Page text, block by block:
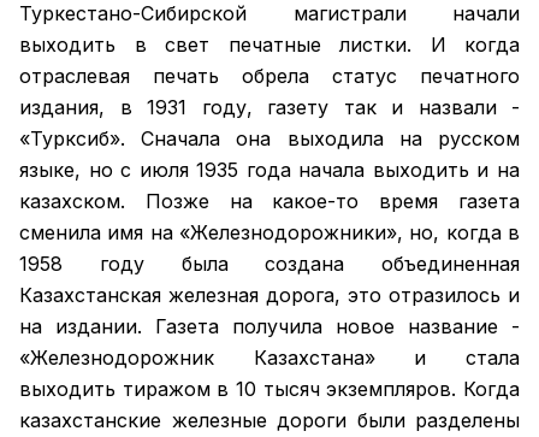
Туркестано-Сибирской магистрали начали
выходить в свет печатные листки. И когда
отраслевая печать обрела статус печатного
издания, в 1931 году, газету так и назвали -
«Турксиб». Сначала она выходила на русском
языке, но с июля 1935 года начала выходить и на
казахском. Позже на какое-то время газета
сменила имя на «Железнодорожники», но, когда в
1958 году была создана объединенная
Казахстанская железная дорога, это отразилось и
на издании. Газета получила новое название -
«Железнодорожник Казахстана» и стала
выходить тиражом в 10 тысяч экземпляров. Когда
казахстанские железные дороги были разделены